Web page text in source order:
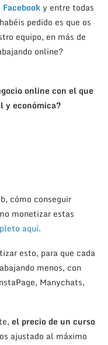
y entre todas
pedido es que os
equipo, en más de
online?
online con el que
y económica?
cómo conseguir
monetizar estas
aquí.
esto, para que cada
menos, con
Manychats,
el precio de un curso
ajustado al máximo